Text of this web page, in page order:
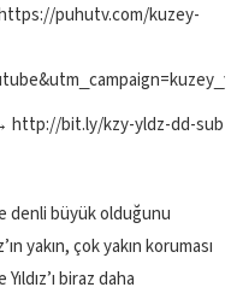
puhutv.com/kuzey-
→ http://bit.ly/kzy-yldz-dd-sub
denli büyük olduğunu
yakın, çok yakın koruması
biraz daha